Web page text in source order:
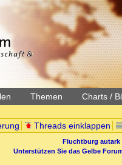
Themen Charts /
Threads einklappen
Fluchtburg autark
Unterstützen Sie das Gelbe